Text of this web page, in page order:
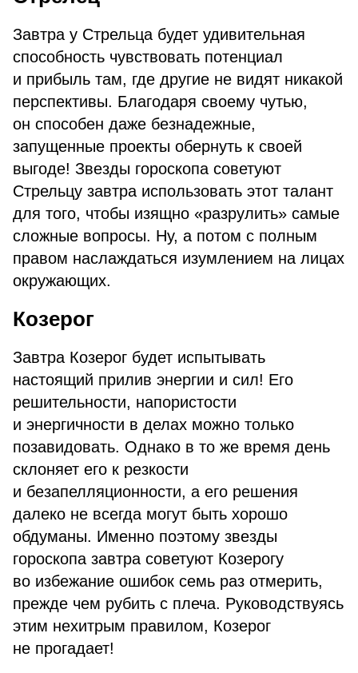
Завтра у Стрельца будет удивительная
способность чувствовать потенциал
и прибыль там, где другие не видят никакой
перспективы. Благодаря своему чутью,
он способен даже безнадежные,
запущенные проекты обернуть к своей
выгоде! Звезды гороскопа советуют
Стрельцу завтра использовать этот талант
для того, чтобы изящно «разрулить» самые
сложные вопросы. Ну, а потом с полным
правом наслаждаться изумлением на лицах
окружающих.
Козерог
Завтра Козерог будет испытывать
настоящий прилив энергии и сил! Его
решительности, напористости
и энергичности в делах можно только
позавидовать. Однако в то же время день
склоняет его к резкости
и безапелляционности, а его решения
далеко не всегда могут быть хорошо
обдуманы. Именно поэтому звезды
гороскопа завтра советуют Козерогу
во избежание ошибок семь раз отмерить,
прежде чем рубить с плеча. Руководствуясь
этим нехитрым правилом, Козерог
не прогадает!